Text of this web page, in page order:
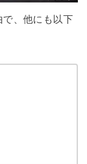
で、他にも以下